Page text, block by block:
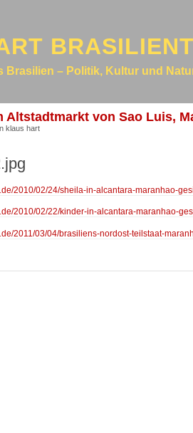
Brasilien – Politik, Kultur und
Altstadtmarkt von Sao Luis,
klaus hart
2010/02/24/sheila-in-alcantara-maranhao-
2010/02/22/kinder-in-alcantara-maranhao-
2011/03/04/brasiliens-nordost-teilstaat-